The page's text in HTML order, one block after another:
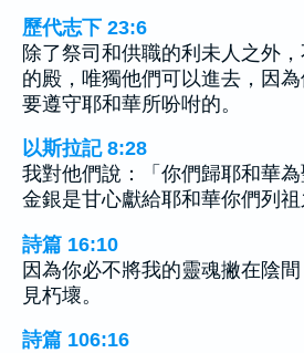
歷代志下 23:6
除了祭司和供職的利未人之外
的殿，唯獨他們可以進去，因
要遵守耶和華所吩咐的。
以斯拉記 8:28
我對他們說：「你們歸耶和華為
金銀是甘心獻給耶和華你們列祖
詩篇 16:10
因為你必不將我的靈魂撇在陰
見朽壞。
詩篇 106:16